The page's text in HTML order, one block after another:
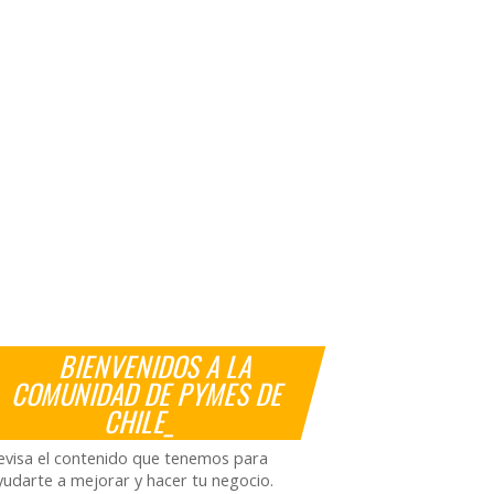
BIENVENIDOS A LA
COMUNIDAD DE PYMES DE
CHILE_
el contenido que tenemos para
a mejorar y hacer tu negocio.